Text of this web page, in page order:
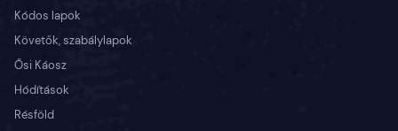
Kódos lapok
Követők, szabálylapok
Ősi Káosz
Hódítások
Résföld